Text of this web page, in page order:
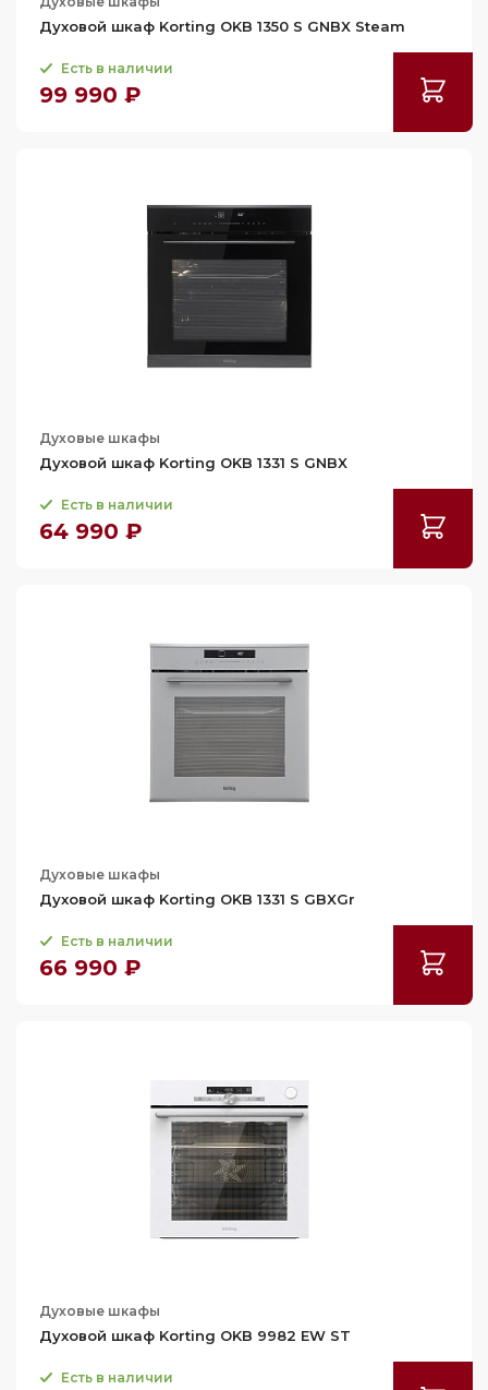
Духовой шкаф Korting OKB 1350 S GNBX Steam
Есть в наличии
99 990 ₽
Духовые шкафы
Духовой шкаф Korting OKB 1331 S GNBX
Есть в наличии
64 990 ₽
Духовые шкафы
Духовой шкаф Korting OKB 1331 S GBXGr
Есть в наличии
66 990 ₽
Духовые шкафы
Духовой шкаф Korting OKB 9982 EW ST
Есть в наличии